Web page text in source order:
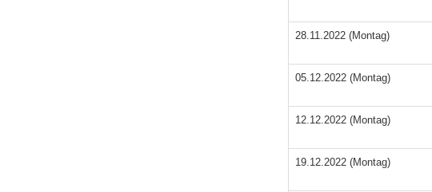
28.11.2022 (Montag)
05.12.2022 (Montag)
12.12.2022 (Montag)
19.12.2022 (Montag)